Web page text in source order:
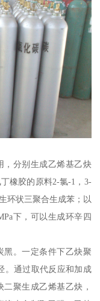
，分别生成乙烯基乙炔
橡胶的原料2-氯-1，3-
环状三聚合生成苯；以
下，可以生成环辛四
黑。一定条件下乙炔聚
。通过取代反应和加成
聚生成乙烯基乙炔，